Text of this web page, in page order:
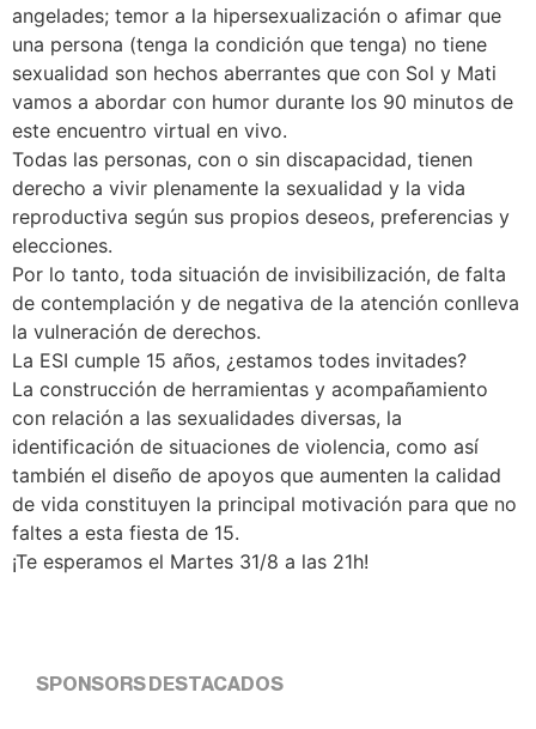
angelades; temor a la hipersexualización o afimar que
una persona (tenga la condición que tenga) no tiene
sexualidad son hechos aberrantes que con Sol y Mati
vamos a abordar con humor durante los 90 minutos de
este encuentro virtual en vivo.
Todas las personas, con o sin discapacidad, tienen
derecho a vivir plenamente la sexualidad y la vida
reproductiva según sus propios deseos, preferencias y
elecciones.
Por lo tanto, toda situación de invisibilización, de falta
de contemplación y de negativa de la atención conlleva
la vulneración de derechos.
La ESI cumple 15 años, ¿estamos todes invitades?
La construcción de herramientas y acompañamiento
con relación a las sexualidades diversas, la
identificación de situaciones de violencia, como así
también el diseño de apoyos que aumenten la calidad
de vida constituyen la principal motivación para que no
faltes a esta fiesta de 15.
¡Te esperamos el Martes 31/8 a las 21h!
SPONSORS DESTACADOS